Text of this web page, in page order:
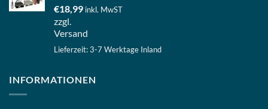
€18,99 inkl. MwST
zzgl.
Versand
Lieferzeit: 3-7 Werktage Inland
INFORMATIONEN